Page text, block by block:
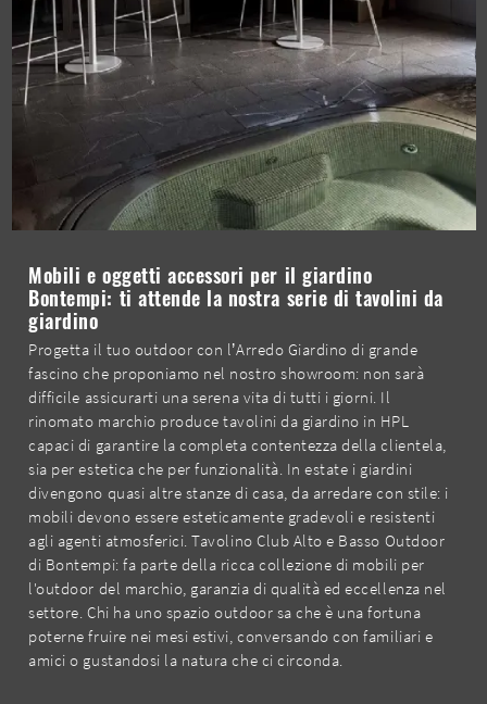
Mobili e oggetti accessori per il giardino
Bontempi: ti attende la nostra serie di tavolini da
giardino
Progetta il tuo outdoor con l’Arredo Giardino di grande
fascino che proponiamo nel nostro showroom: non sarà
difficile assicurarti una serena vita di tutti i giorni. Il
rinomato marchio produce tavolini da giardino in HPL
capaci di garantire la completa contentezza della clientela,
sia per estetica che per funzionalità. In estate i giardini
divengono quasi altre stanze di casa, da arredare con stile: i
mobili devono essere esteticamente gradevoli e resistenti
agli agenti atmosferici. Tavolino Club Alto e Basso Outdoor
di Bontempi: fa parte della ricca collezione di mobili per
l'outdoor del marchio, garanzia di qualità ed eccellenza nel
settore. Chi ha uno spazio outdoor sa che è una fortuna
poterne fruire nei mesi estivi, conversando con familiari e
amici o gustandosi la natura che ci circonda.